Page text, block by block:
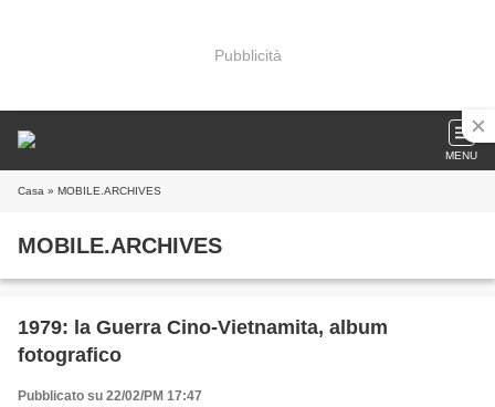
Pubblicità
MENU
Casa » MOBILE.ARCHIVES
MOBILE.ARCHIVES
1979: la Guerra Cino-Vietnamita, album
fotografico
Pubblicato su 22/02/PM 17:47